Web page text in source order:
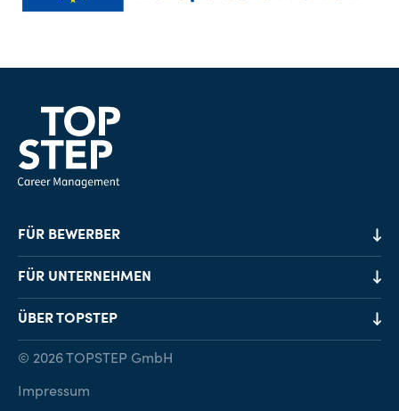
FÜR BEWERBER
Job-Finder
Karriereberatung
FÜR UNTERNEHMEN
Personalvermittlung
Personalsuche
ÜBER TOPSTEP
© 2026 TOPSTEP GmbH
Impressum